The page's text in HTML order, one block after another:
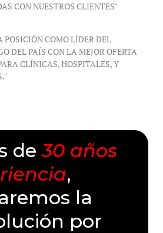
CON NUESTROS CLIENTES"
POSICIÓN COMO LÍDER DEL
DEL PAÍS CON LA MEJOR OFERTA
CLÍNICAS, HOSPITALES, Y
de30 años
,
la
por